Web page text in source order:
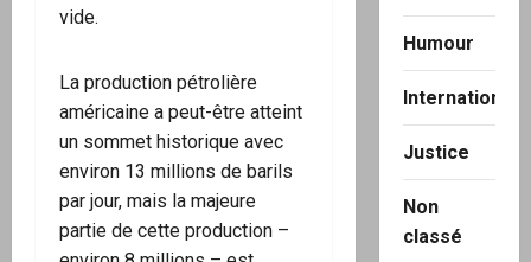
vide.
La production pétrolière
américaine a peut-être atteint
un sommet historique avec
environ 13 millions de barils
par jour, mais la majeure
partie de cette production –
Humour
International
Justice
Non
classé